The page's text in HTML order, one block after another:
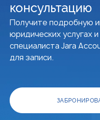
консультацию
Получите подробную
юридических услугах
специалиста Jara
для записи.